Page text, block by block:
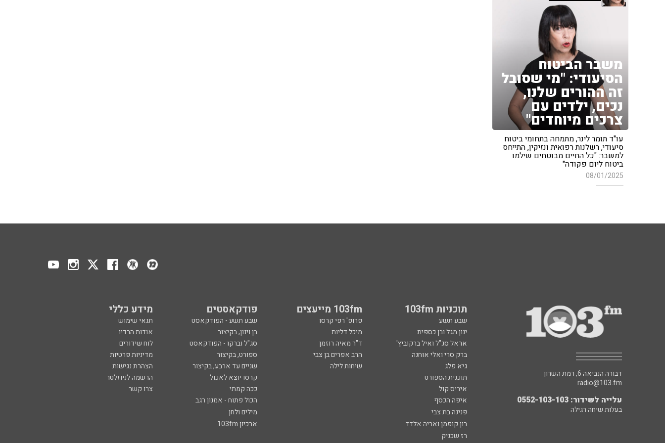
משבר הביטוח
הסיעודי: "מי שסובל
זה ההורים שלנו,
נכים, ילדים עם
צרכים מיוחדים"
עו"ד תומר לינר, מתמחה בתחומי ביטוח
סיעודי, רשלנות רפואית ונזיקין, התייחס
למשבר: "כל החיים מבוטחים שילמו
ביטוח ליום פקודה"
08/01/2025
תוכניות 103fm 103fm מייעצים פודקאסטים מידע כללי
שבע תשע פרופ' רפי קרסו שבע תשע - הפודקאסט
תנאי שימוש
ינון מגל ובן כספית
מיכל דליות בן וינון, בקיצור
אודות הרדיו
אראל סג"ל ואיל ברקוביץ'
ד"ר מאיה רוזמן סג"ל וברקו - הפודקאסט
לוח שידורים
ברק סרי ואלי אוחנה
הרב אפרים בן צבי ספורט, בקיצור
מדיניות פרטיות
גיא פלג
שיחות לילה שניים עד ארבע, בקיצור
הצהרת נגישות
תוכנית הספורט
קרסו יוצא לאכול
הרשמה לניוזלטר
איריס קול
ככה קמתי
צרו קשר
איפה הכסף
הכול פתוח - אמנון רגב
פנינה בת צבי
מילים ולחן
רון קופמן ואריה אלדד
ארכיון 103fm
רז שכניק
דבורה הנביאה 6, רמת השרון
radio@103.fm
עלייה לשידור: 0552-103-103
בעלות שיחה רגילה